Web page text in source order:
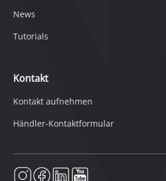
News
Tutorials
Kontakt
Kontakt aufnehmen
Händler-Kontaktformular